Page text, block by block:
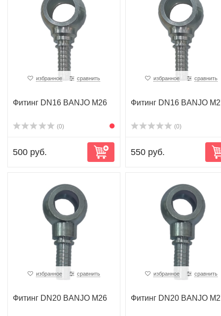
избранное сравнить
Фитинг DN16 BANJO M26
(0)
500 руб.
избранное сравнить
Фитинг DN16 BANJO
(0)
550 руб.
избранное сравнить
Фитинг DN20 BANJO M26
избранное сравнить
Фитинг DN20 BANJO